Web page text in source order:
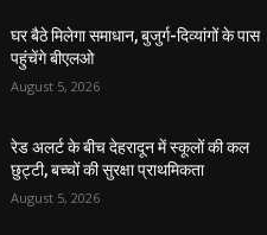
घर बैठे मिलेगा समाधान, बुजुर्ग-दिव्यांगों के पास
पहुंचेंगे बीएलओ
August 5, 2026
रेड अलर्ट के बीच देहरादून में स्कूलों की कल
छुट्टी, बच्चों की सुरक्षा प्राथमिकता
August 5, 2026